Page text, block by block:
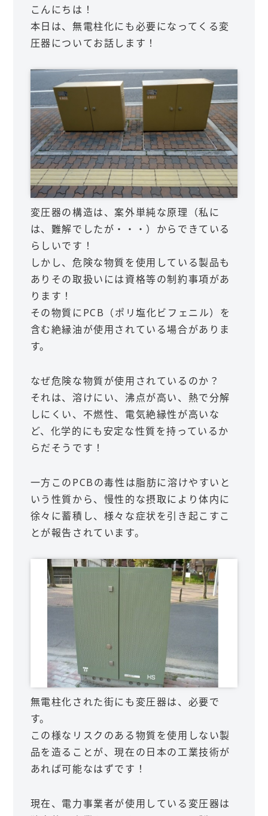
こんにちは！
本日は、無電柱化にも必要になってくる変
圧器についてお話します！
変圧器の構造は、案外単純な原理（私に
は、難解でしたが・・・）からできている
らしいです！
しかし、危険な物質を使用している製品も
ありその取扱いには資格等の制約事項があ
ります！
その物質にPCB（ポリ塩化ビフェニル）を
含む絶縁油が使用されている場合がありま
す。
なぜ危険な物質が使用されているのか？
それは、溶けにい、沸点が高い、熱で分解
しにくい、不燃性、電気絶縁性が高いな
ど、化学的にも安定な性質を持っているか
らだそうです！
一方このPCBの毒性は脂肪に溶けやすいと
いう性質から、慢性的な摂取により体内に
徐々に蓄積し、様々な症状を引き起こすこ
とが報告されています。
無電柱化された街にも変圧器は、必要で
す。
この様なリスクのある物質を使用しない製
品を造ることが、現在の日本の工業技術が
あれば可能なはずです！
現在、電力事業者が使用している変圧器は